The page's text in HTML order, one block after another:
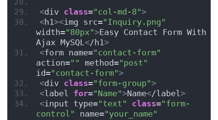
<div class="col-md-8">
<h1 ><img src="Inquiry.png"
width="80px">Easy Contact Form With
Ajax MySQL </h1 >
<form name="contact-form"
action="" method="post"
id="contact-form">
<div class="form-group">
<label for="Name">Name</label >
<input type="text" class="form-
control" name="your_name"